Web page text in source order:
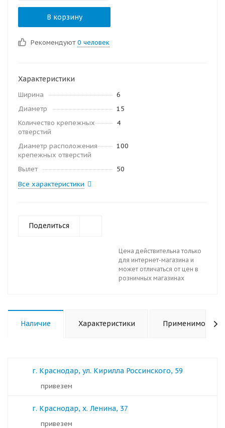
В корзину
Рекомендуют 0 человек
Характеристики
Ширина
6
Диаметр
15
Количество крепежных
отверстий
4
Диаметр расположения
крепежных отверстий
100
Вылет
50
Все характеристики
Поделиться
Цена действительна только
для интернет-магазина и
может отличаться от цен в
розничных магазинах
Наличие Характеристики Применимость
г. Краснодар, ул. Кирилла Россинского, 59
Привезем
г. Краснодар, х. Ленина, 37
Привезем